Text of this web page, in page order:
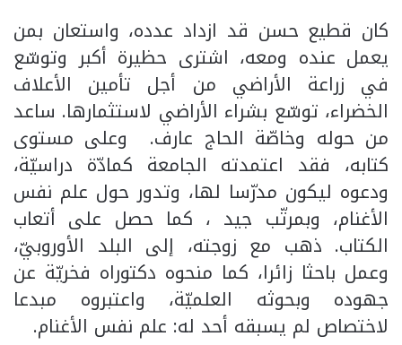
كان قطيع حسن قد ازداد عدده، واستعان بمن
يعمل عنده ومعه، اشترى حظيرة أكبر وتوسّع
في زراعة الأراضي من أجل تأمين الأعلاف
الخضراء، توسّع بشراء الأراضي لاستثمارها. ساعد
من حوله وخاصّة الحاج عارف. وعلى مستوى
كتابه، فقد اعتمدته الجامعة كمادّة دراسيّة،
ودعوه ليكون مدرّسا لها، وتدور حول علم نفس
الأغنام، وبمرتّب جيد ، كما حصل على أتعاب
الكتاب. ذهب مع زوجته، إلى البلد الأوروبيّ،
وعمل باحثا زائرا، كما منحوه دكتوراه فخريّة عن
جهوده وبحوثه العلميّة، واعتبروه مبدعا
لاختصاص لم يسبقه أحد له: علم نفس الأغنام.